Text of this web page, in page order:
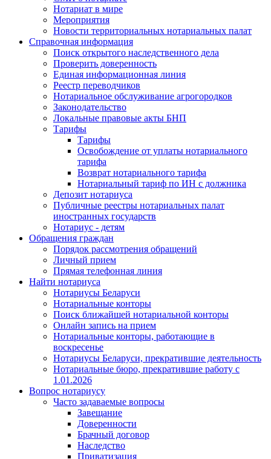
Нотариат в мире
Мероприятия
Новости территориальных нотариальных палат
Справочная информация
Поиск открытого наследственного дела
Проверить доверенность
Единая информационная линия
Реестр переводчиков
Нотариальное обслуживание агрогородков
Законодательство
Локальные правовые акты БНП
Тарифы
Тарифы
Освобождение от уплаты нотариального
тарифа
Возврат нотариального тарифа
Нотариальный тариф по ИН с должника
Депозит нотариуса
Публичные реестры нотариальных палат
иностранных государств
Нотариус - детям
Обращения граждан
Порядок рассмотрения обращений
Личный прием
Прямая телефонная линия
Найти нотариуса
Нотариусы Беларуси
Нотариальные конторы
Поиск ближайшей нотариальной конторы
Онлайн запись на прием
Нотариальные конторы, работающие в
воскресенье
Нотариусы Беларуси, прекратившие деятельность
Нотариальные бюро, прекратившие работу с
1.01.2026
Вопрос нотариусу
Часто задаваемые вопросы
Завещание
Доверенности
Брачный договор
Наследство
Приватизация